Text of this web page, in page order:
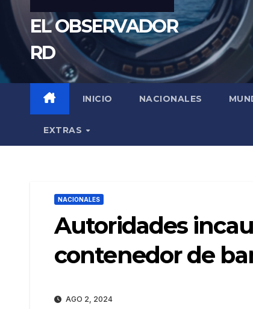
EL OBSERVADOR
RD
INICIO NACIONALES
EXTRAS
NACIONALES
Autoridades
contenedor de
AGO 2, 2024